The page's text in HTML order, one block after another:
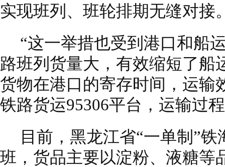
实现班列、班轮排期无缝对接
“这一举措也受到港口和船
路班列货量大，有效缩短了船
货物在港口的寄存时间，运输
铁路货运95306平台，运输过
目前，黑龙江省“一单制”
班，货品主要以淀粉、液糖等